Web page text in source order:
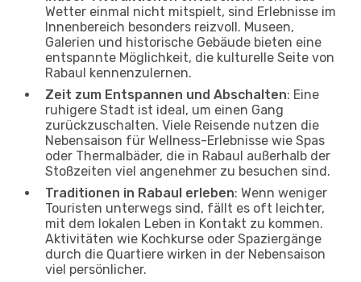
Wetter einmal nicht mitspielt, sind Erlebnisse im
Innenbereich besonders reizvoll. Museen,
Galerien und historische Gebäude bieten eine
entspannte Möglichkeit, die kulturelle Seite von
Rabaul kennenzulernen.
Zeit zum Entspannen und Abschalten: Eine
ruhigere Stadt ist ideal, um einen Gang
zurückzuschalten. Viele Reisende nutzen die
Nebensaison für Wellness-Erlebnisse wie Spas
oder Thermalbäder, die in Rabaul außerhalb der
Stoßzeiten viel angenehmer zu besuchen sind.
Traditionen in Rabaul erleben: Wenn weniger
Touristen unterwegs sind, fällt es oft leichter,
mit dem lokalen Leben in Kontakt zu kommen.
Aktivitäten wie Kochkurse oder Spaziergänge
durch die Quartiere wirken in der Nebensaison
viel persönlicher.